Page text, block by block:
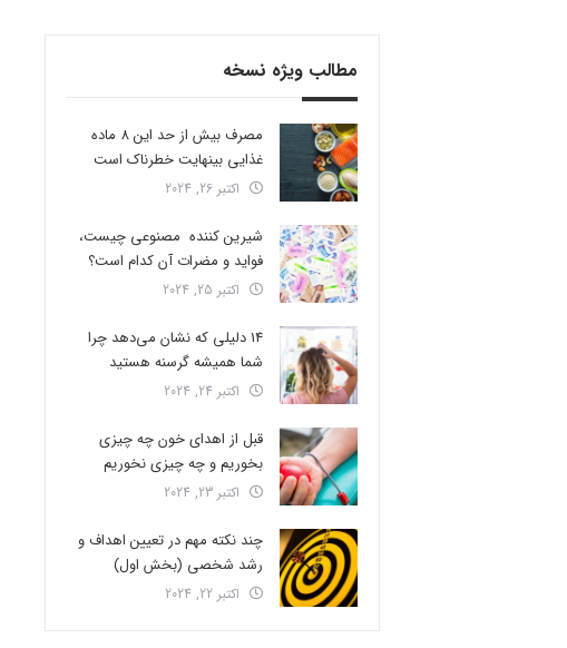
مطالب ویژه نسخه
مصرف بیش از حد این 8 ماده
غذایی بینهایت خطرناک است
اکتبر 26, 2024
شیرین کننده مصنوعی چیست،
فواید و مضرات آن کدام است؟
اکتبر 25, 2024
14 دلیلی که نشان می‌دهد چرا
شما همیشه گرسنه هستید
اکتبر 24, 2024
قبل از اهدای خون چه چیزی
بخوریم و چه چیزی نخوریم
اکتبر 23, 2024
چند نکته مهم در تعیین اهداف و
رشد شخصی (بخش اول)
اکتبر 22, 2024